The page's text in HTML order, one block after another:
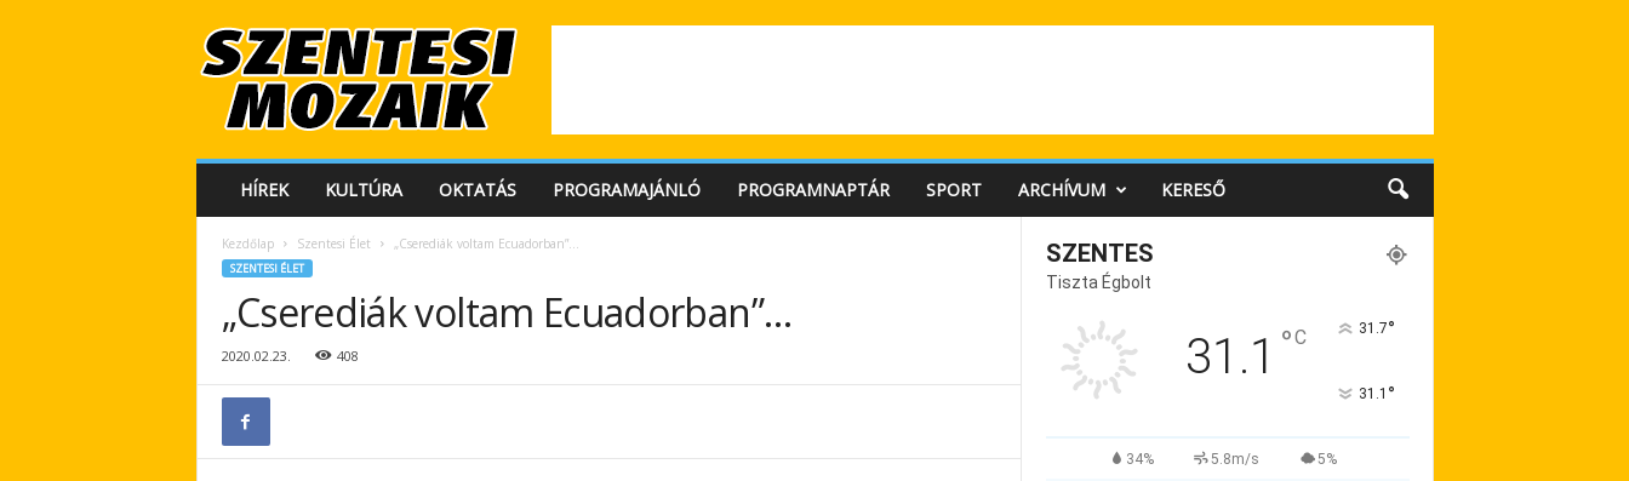
e
HÍREK KULTÚRA OKTATÁS PROGRAMAJÁNLÓ PROGRAMNAPTÁR SPORT ARCHÍVUM KERESŐ
Kezdőlap Szentesi Élet „Cserediák voltam Ecuadorban”…
SZENTESI ÉLET
„Cserediák voltam Ecuadorban”…
2020.02.23. 408
SZENTES
Tiszta Égbolt
31.1 °C 31.7°
31.1 °
34% 5.8m/s 5%